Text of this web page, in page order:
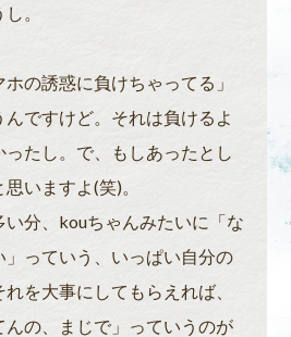
。
の誘惑に負けちゃってる」
ですけど。それは負けるよ
たし。で、もしあったとし
いますよ(笑)。
分、kouちゃんみたいに「な
」っていう、いっぱい自分の
を大事にしてもらえれば、
んの、まじで」っていうのが